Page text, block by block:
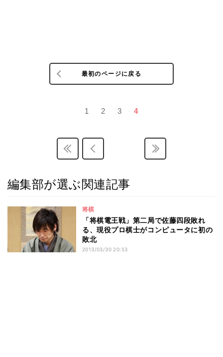
最初のページに戻る
1 2 3 4
編集部が選ぶ関連記事
将棋
「将棋電王戦」第二局で佐藤四段敗れ
る、現役プロ棋士がコンピュータに初の
敗北
2013/03/30 20:53